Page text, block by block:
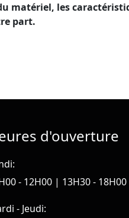
matériel, les
part.
d'ouverture
- 12H00 | 13H30 - 18H00
- Jeudi: